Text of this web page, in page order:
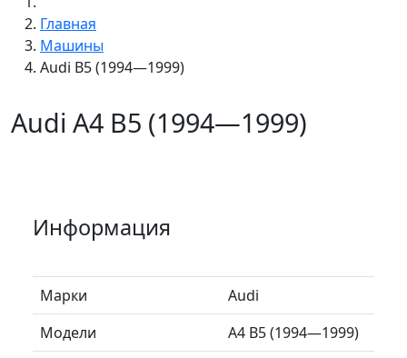
Главная
Машины
Audi B5 (1994—1999)
Audi A4 B5 (1994—1999)
Информация
Марки
Audi
Модели
A4 B5 (1994—1999)